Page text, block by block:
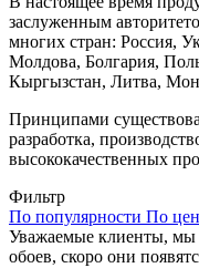
заслуженным
многих стран: Россия,
Молдова, Болгария,
Кыргызстан, Литва,
Принципами
разработка,
высококачественных
Фильтр
По популярности По
Уважаемые клиенты, мы
обоев, скоро они